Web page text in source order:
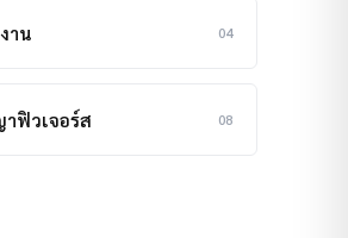
าน 04
ฟิวเจอร์ส 08